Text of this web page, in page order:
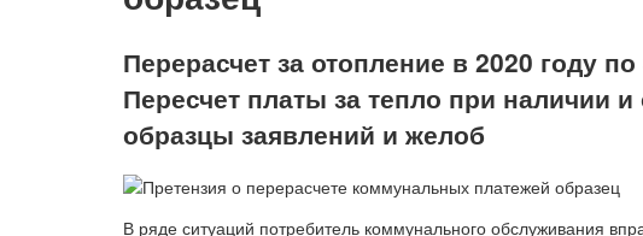
Перерасчет за отопление в 2020 году
Пересчет платы за тепло при наличии и
образцы заявлений и желоб
В ряде ситуаций потребитель коммунального обслуживания